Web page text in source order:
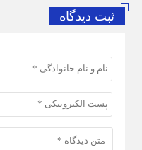
ثبت دیدگاه